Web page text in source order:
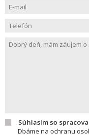
Súhlasím so
Dbáme na ochranu